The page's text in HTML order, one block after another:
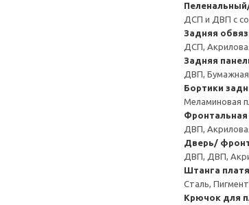
ДСП и ДВП с
Задняя
ДСП,
Задняя
ДВП, Бумажная
Бортики
Меламиновая
Фронтальная
ДВП,
Дверь/
ДВП, ДВП,
Штанга
Сталь,
Крючок для